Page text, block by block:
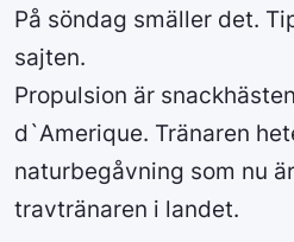
På söndag smäller det.
sajten.
Propulsion är
d`Amerique. Tränaren
naturbegåvning som nu
travtränaren i landet.